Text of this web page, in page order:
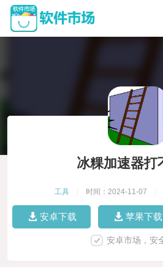
冰粿加速器打
工具 时间：2024-11-07
安卓下载 苹果下载
安卓市场，安